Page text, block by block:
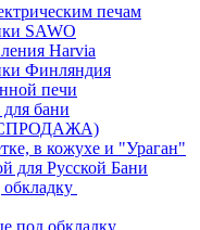
печам
SAWO
Harvia
Финляндия
печи
бани
в кожухе и "Ураган"
для Русской Бани
под обкладку